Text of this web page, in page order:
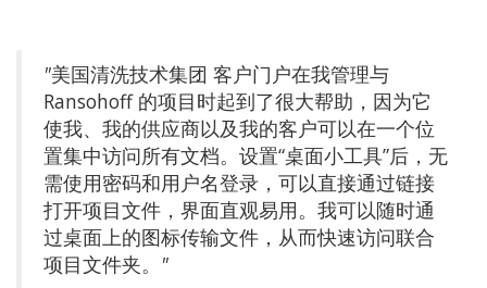
"美国清洗技术集团 客户门户在我管理与
Ransohoff 的项目时起到了很大帮助，因为它
使我、我的供应商以及我的客户可以在一个位
置集中访问所有文档。设置“桌面小工具”后，无
需使用密码和用户名登录，可以直接通过链接
打开项目文件，界面直观易用。我可以随时通
过桌面上的图标传输文件，从而快速访问联合
项目文件夹。 "